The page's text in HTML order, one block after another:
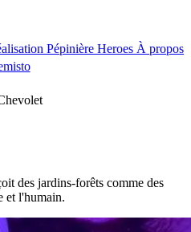
Pépinière Heroes À propos
des jardins-forêts comme des
et l'humain.